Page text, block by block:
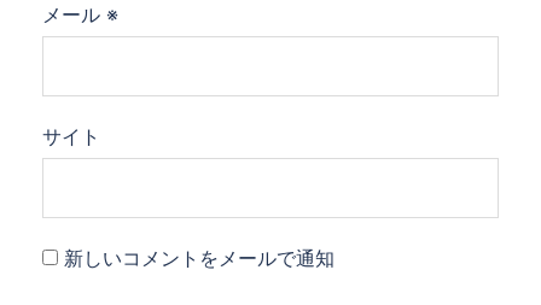
メール ※
サイト
新しいコメントをメールで通知